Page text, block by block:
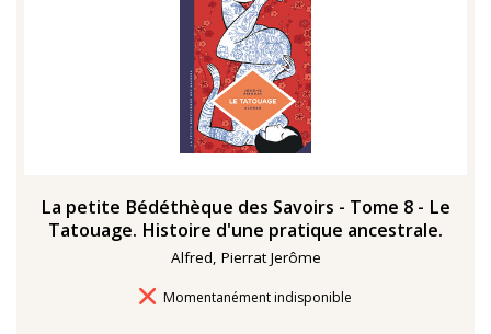
La petite Bédéthèque des Savoirs - Tome 8 - Le
Tatouage. Histoire d'une pratique ancestrale.
Alfred, Pierrat Jerôme
Délais de livraison
Momentanément indisponible